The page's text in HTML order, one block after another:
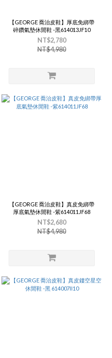
【GEORGE 喬治皮鞋】厚底免綁帶
碎鑽氣墊休閒鞋 -黑614013JF10
NT$2,780
NT$4,980
【GEORGE 喬治皮鞋】真皮免綁帶
厚底氣墊休閒鞋 -紫614011JF68
NT$2,680
NT$4,980